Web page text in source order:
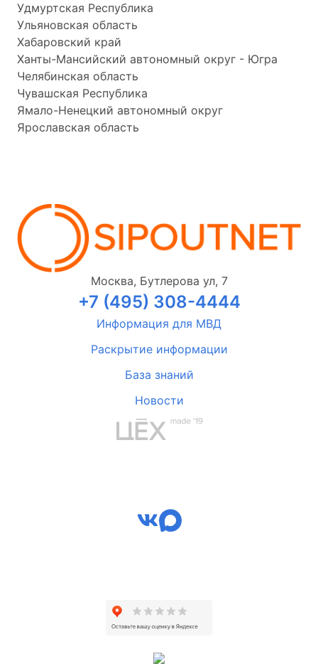
Удмуртская Республика
Ульяновская область
Хабаровский край
Ханты-Мансийский автономный округ - Югра
Челябинская область
Чувашская Республика
Ямало-Ненецкий автономный округ
Ярославская область
Москва, Бутлерова ул, 7
+7 (495) 308-4444
Информация для МВД
Раскрытие информации
База знаний
Новости